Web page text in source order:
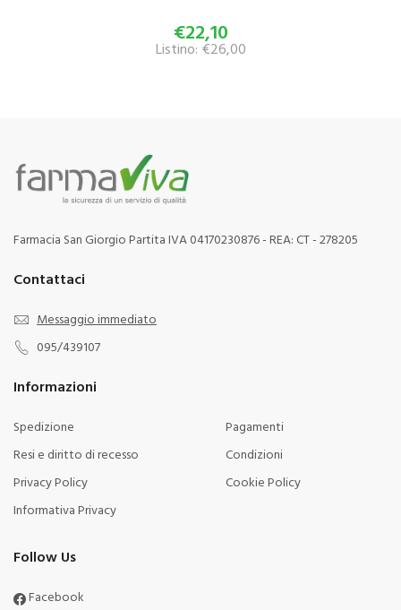
€22,10
Listino: €26,00
Farmacia San Giorgio Partita IVA 04170230876 - REA: CT - 278205
Contattaci
Messaggio immediato
095/439107
Informazioni
Spedizione
Pagamenti
Resi e diritto di recesso
Condizioni
Privacy Policy
Cookie Policy
Informativa Privacy
Follow Us
Facebook